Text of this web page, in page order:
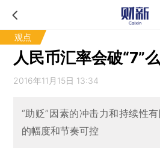
观点
人民币汇率会破“7”么
2016年11月15日 13:34
“助贬”因素的冲击力和持续性
的幅度和节奏可控